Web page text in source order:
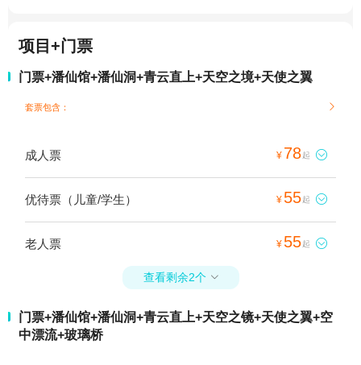
项目+门票
门票+潘仙馆+潘仙洞+青云直上+天空之境+天使之翼
套票包含： 
成人票 ¥ 78起 
优待票（儿童/学生） ¥ 55起 
老人票 ¥ 55起 
查看剩余2个 
门票+潘仙馆+潘仙洞+青云直上+天空之镜+天使之翼+空
中漂流+玻璃桥